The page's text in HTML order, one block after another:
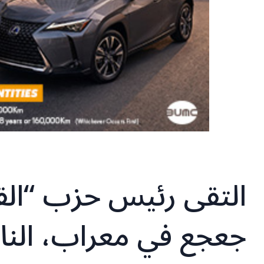
التقى رئيس حزب
جعجع في معراب،